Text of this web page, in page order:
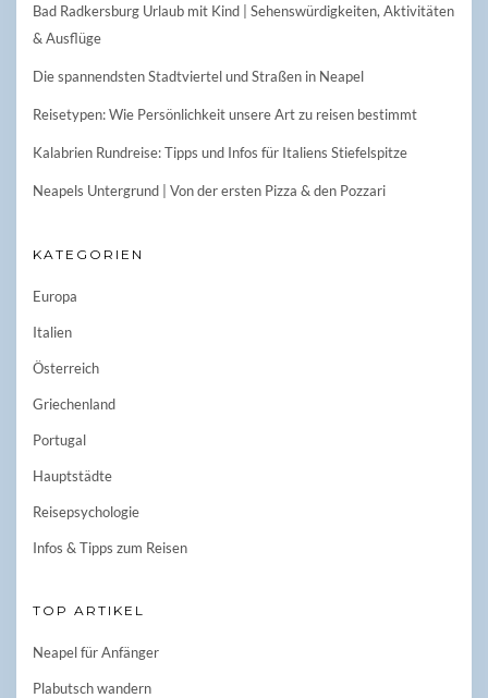
Bad Radkersburg Urlaub mit Kind | Sehenswürdigkeiten, Aktivitäten
& Ausflüge
Die spannendsten Stadtviertel und Straßen in Neapel
Reisetypen: Wie Persönlichkeit unsere Art zu reisen bestimmt
Kalabrien Rundreise: Tipps und Infos für Italiens Stiefelspitze
Neapels Untergrund | Von der ersten Pizza & den Pozzari
KATEGORIEN
Europa
Italien
Österreich
Griechenland
Portugal
Hauptstädte
Reisepsychologie
Infos & Tipps zum Reisen
TOP ARTIKEL
Neapel für Anfänger
Plabutsch wandern